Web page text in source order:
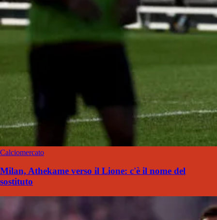
Calciomercato
Milan, Athekame verso il Lione: c'è il nome del
sostituto